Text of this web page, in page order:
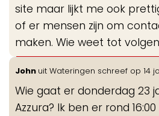
site maar lijkt me ook
of er mensen zijn om
maken. Wie weet tot
John uit Wateringen schreef op 14
Wie gaat er donderdag 23
Azzura? Ik ben er rond